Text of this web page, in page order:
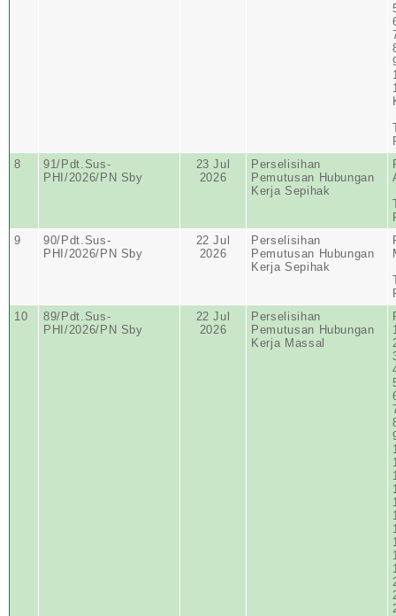
8
91/Pdt.Sus-
PHI/2026/PN Sby
23 Jul
2026
Perselisihan
Pemutusan Hubungan
Kerja Sepihak
9
90/Pdt.Sus-
PHI/2026/PN Sby
22 Jul
2026
Perselisihan
Pemutusan Hubungan
Kerja Sepihak
10
89/Pdt.Sus-
PHI/2026/PN Sby
22 Jul
2026
Perselisihan
Pemutusan Hubungan
Kerja Massal